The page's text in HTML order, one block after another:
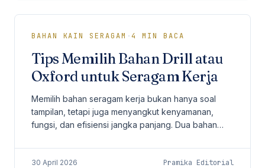
BAHAN KAIN SERAGAM ·4 MIN BACA
Tips Memilih Bahan Drill atau
Oxford untuk Seragam Kerja
Memilih bahan seragam kerja bukan hanya soal
tampilan, tetapi juga menyangkut kenyamanan,
fungsi, dan efisiensi jangka panjang. Dua bahan
perusahaan adalah...
30 April 2026 Pramika Editorial